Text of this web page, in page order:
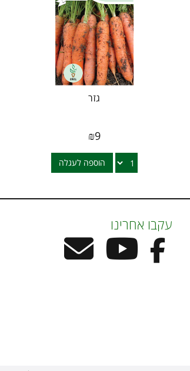
גזר
₪9
הוספה לעגלה
עקבו אחרינו